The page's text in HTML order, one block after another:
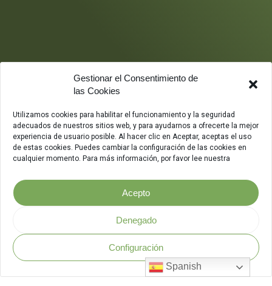
Gestionar el Consentimiento de
las Cookies
Utilizamos cookies para habilitar el funcionamiento y la seguridad
adecuados de nuestros sitios web, y para ayudarnos a ofrecerte la mejor
experiencia de usuario posible. Al hacer clic en Aceptar, aceptas el uso
de estas cookies. Puedes cambiar la configuración de las cookies en
cualquier momento. Para más información, por favor lee nuestra
Acepto
Denegado
Configuración
Política de Seguridad
Spanish